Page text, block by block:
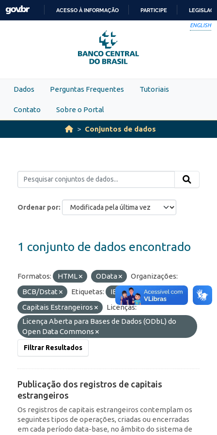
Skip to main content
PARA
O
CONTEÚDO
ACESSO À INFORMAÇÃO PARTICIPE
ENGLISH
Dados Perguntas Frequentes Tutoriais
Contato Sobre o Portal
Conjuntos de dados
Ordenar por
1 conjunto de dados encontrado
Formatos: HTML OData
Organizações:
BCB/Dstat
Etiquetas: IED
RDE
Capitais Estrangeiros
Licenças:
Licença Aberta para Bases de Dados (ODbL) do
Open Data Commons
Filtrar Resultados
Publicação dos registros de capitais
estrangeiros
Os registros de capitais estrangeiros contemplam os
seguintes tipos de operações, criadas ou encerradas
em cada período data-base, no âmbito do sistema de